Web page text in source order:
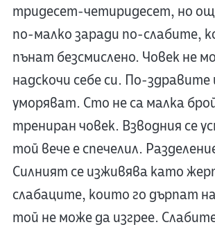
тридесет-четиридесет, но
по-малко заради по-слабите,
пънат безсмислено. Човек не
надскочи себе си. По-здравите
уморяват. Сто не са малка
трениран човек. Взводния се
той вече е спечелил.
Силният се изживява като
слабаците, които го дърпат
той не може да изгрее.